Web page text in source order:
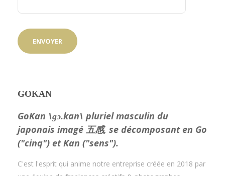
GOKAN
GoKan \ɡɔ.kan\ pluriel masculin du
japonais imagé 五感, se décomposant en Go
("cinq") et Kan ("sens").
C'est l'esprit qui anime notre entreprise créée en 2018 par